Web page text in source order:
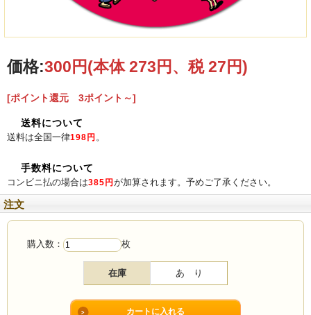
八重山ファンの必須アイテム！八重山コレクションに追加してみてはいかがでし
価格:300円(本体 273円、税 27円)
[ポイント還元 3ポイント～]
送料について
送料は全国一律198円 。
手数料について
コンビニ払の場合は385円 が加算されます。予めご了承ください。
注文
購入数： 枚
在庫 あ り